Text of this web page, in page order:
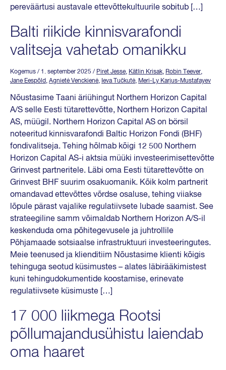
pereväärtusi austavale ettevõttekultuurile sobitub […]
Balti riikide kinnisvarafondi
valitseja vahetab omanikku
Kogemus / 1. september 2025 / Piret Jesse, Kätlin Krisak, Robin Teever,
Jane Eespõld, Agnietė Venckienė, Ieva Tučkutė, Meri-Ly Karjus-Mustafayev
Nõustasime Taani äriühingut Northern Horizon Capital
A/S selle Eesti tütarettevõtte, Northern Horizon Capital
AS, müügil. Northern Horizon Capital AS on börsil
noteeritud kinnisvarafondi Baltic Horizon Fondi (BHF)
fondivalitseja. Tehing hõlmab kõigi 12 500 Northern
Horizon Capital AS-i aktsia müüki investeerimisettevõtte
Grinvest partneritele. Läbi oma Eesti tütarettevõtte on
Grinvest BHF suurim osakuomanik. Kõik kolm partnerit
omandavad ettevõttes võrdse osaluse, tehing viiakse
lõpule pärast vajalike regulatiivsete lubade saamist. See
strateegiline samm võimaldab Northern Horizon A/S-il
keskenduda oma põhitegevusele ja juhtrollile
Põhjamaade sotsiaalse infrastruktuuri investeeringutes.
Meie teenused ja klienditiim Nõustasime klienti kõigis
tehinguga seotud küsimustes – alates läbirääkimistest
kuni tehingudokumentide koostamise, erinevate
regulatiivsete küsimuste […]
17 000 liikmega Rootsi
põllumajandusühistu laiendab
oma haaret